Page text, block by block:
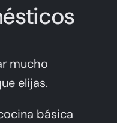
mucho
elijas.
básica